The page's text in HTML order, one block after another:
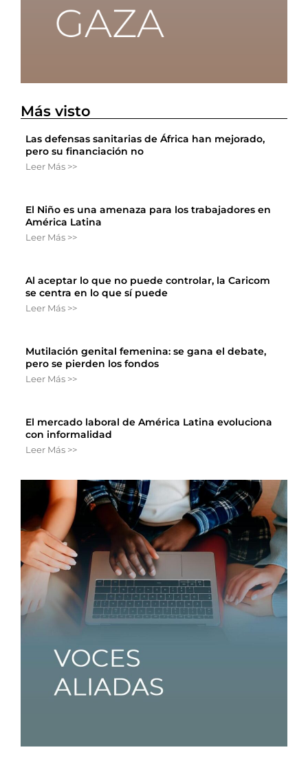
Más visto
Las defensas sanitarias de África han mejorado,
pero su financiación no
Leer Más >>
El Niño es una amenaza para los trabajadores en
América Latina
Leer Más >>
Al aceptar lo que no puede controlar, la Caricom
se centra en lo que sí puede
Leer Más >>
Mutilación genital femenina: se gana el debate,
pero se pierden los fondos
Leer Más >>
El mercado laboral de América Latina evoluciona
con informalidad
Leer Más >>